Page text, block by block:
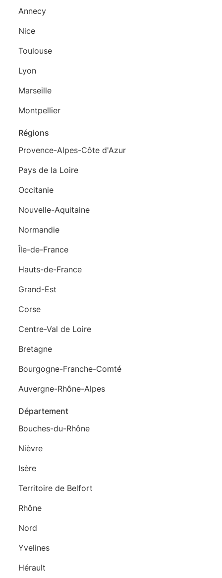
Annecy
Nice
Toulouse
Lyon
Marseille
Montpellier
Régions
Provence-Alpes-Côte d'Azur
Pays de la Loire
Occitanie
Nouvelle-Aquitaine
Normandie
Île-de-France
Hauts-de-France
Grand-Est
Corse
Centre-Val de Loire
Bretagne
Bourgogne-Franche-Comté
Auvergne-Rhône-Alpes
Département
Bouches-du-Rhône
Nièvre
Isère
Territoire de Belfort
Rhône
Nord
Yvelines
Hérault